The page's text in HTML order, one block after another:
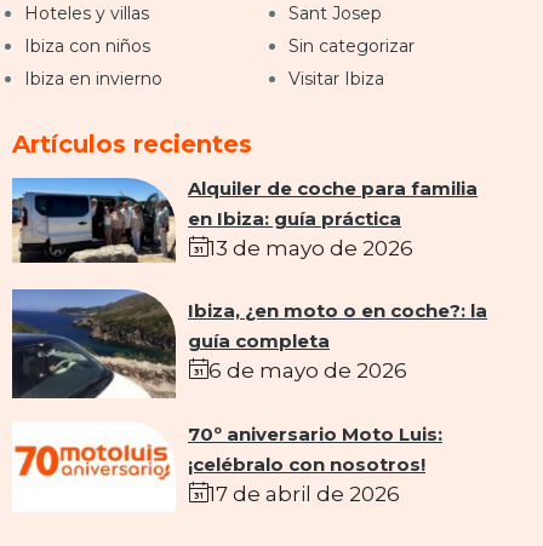
Hoteles y villas
Ibiza con niños
Ibiza en invierno
Sant Josep
Sin categorizar
Visitar Ibiza
Artículos recientes
Alquiler de coche para familia
en Ibiza: guía práctica
13 de mayo de 2026
Ibiza, ¿en moto o en coche?: la
guía completa
6 de mayo de 2026
70º aniversario Moto Luis:
¡celébralo con nosotros!
17 de abril de 2026